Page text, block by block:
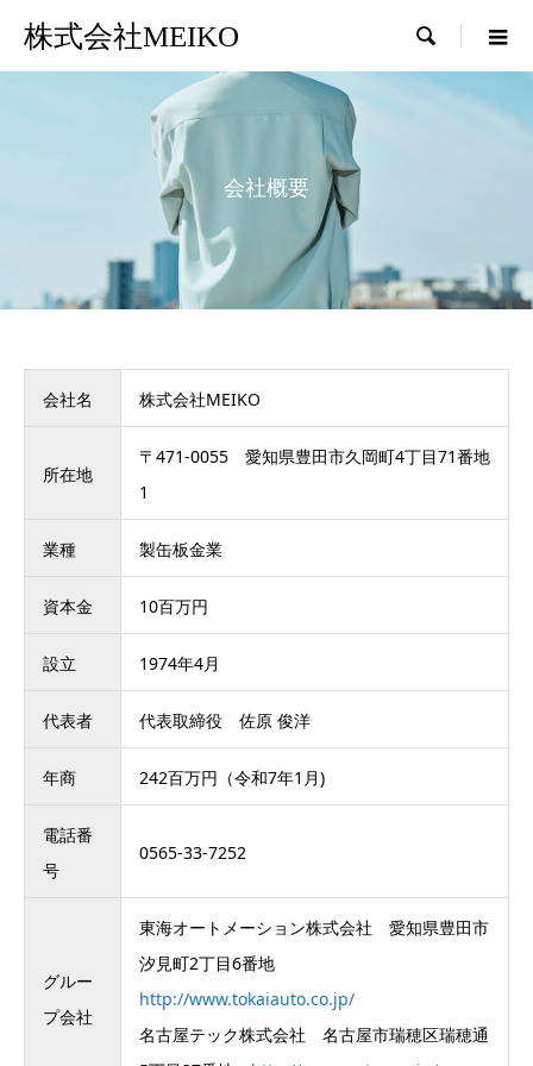
株式会社MEIKO 
会社概要
会社名 株式会社MEIKO
所在地
〒471-0055 愛知県豊田市久岡町4丁目71番地
1
業種 製缶板金業
資本金 10百万円
設立 1974年4月
代表者 代表取締役 佐原 俊洋
年商 242百万円（令和7年1月)
電話番
号
0565-33-7252
グルー
プ会社
東海オートメーション株式会社 愛知県豊田市
汐見町2丁目6番地
http://www.tokaiauto.co.jp/
名古屋テック株式会社 名古屋市瑞穂区瑞穂通